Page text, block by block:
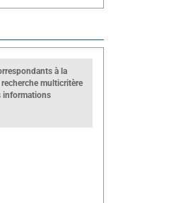
à la
multicritère
informations